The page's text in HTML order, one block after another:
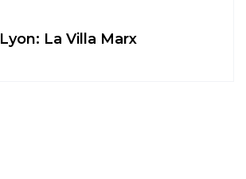
Lyon: La Villa Marx